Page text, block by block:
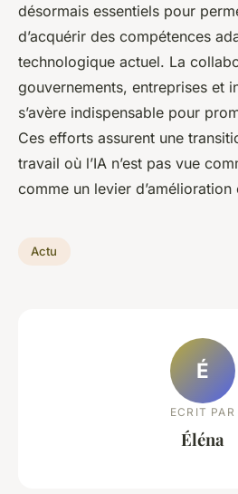
désormais essentiels pour
d’acquérir des compétences
technologique actuel. La
gouvernements, entreprises et
s’avère indispensable pour
Ces efforts assurent une
travail où l’IA n’est pas vue
comme un levier d’amélioration
Actu
É
ECRIT PAR
Éléna